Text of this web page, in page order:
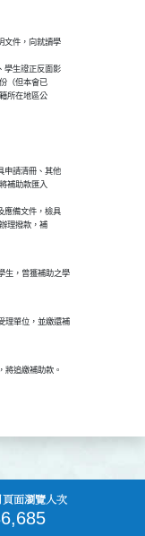
文件，向就讀學
學生證正反面影
份（但本會已
籍所在地區公
申請清冊、其他
補助款匯入
應備文件，檢具
辦理撥款，補
生，曾獲補助之學
理單位，並繳還補
將追繳補助款。
頁面瀏覽人次